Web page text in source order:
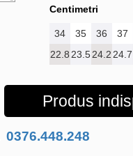
Centimetri
34 35 36 37
22.8 23.524.2 24.7
Produs
0376.448.248